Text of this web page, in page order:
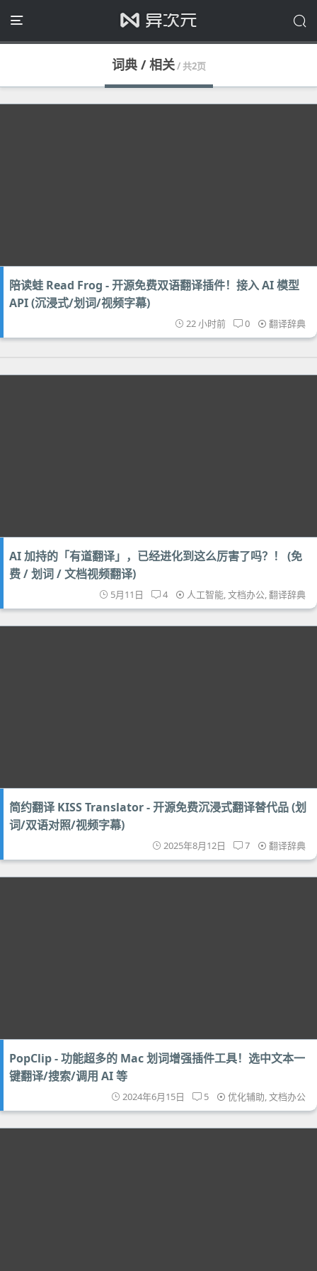
词典 / 相关/ 共2页
陪读蛙 Read Frog - 开源免费双语翻译插件！接入 AI 模型
API (沉浸式/划词/视频字幕)
22 小时前 0 翻译辞典
AI 加持的「有道翻译」，已经进化到这么厉害了吗？！ (免
费 / 划词 / 文档视频翻译)
5月11日 4 人工智能,文档办公,翻译辞典
简约翻译 KISS Translator - 开源免费沉浸式翻译替代品 (划
词/双语对照/视频字幕)
2025年8月12日 7 翻译辞典
PopClip - 功能超多的 Mac 划词增强插件工具！选中文本一
键翻译/搜索/调用 AI 等
2024年6月15日 5 优化辅助,文档办公